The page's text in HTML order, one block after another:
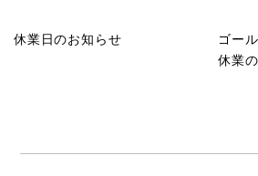
休業日のお知らせ
ゴー
休業